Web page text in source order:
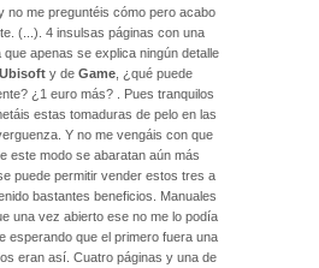
y no me preguntéis cómo pero acabo
(...). 4 insulsas páginas con una
apenas se explica ningún detalle
Ubisoft y de Game , ¿qué puede
¿1 euro más? . Pues tranquilos
estas tomaduras de pelo en las
Y no me vengáis con que
este modo se abaratan aún más
puede permitir vender estos tres a
bastantes beneficios. Manuales
una vez abierto ese no me lo podía
esperando que el primero fuera una
eran así. Cuatro páginas y una de